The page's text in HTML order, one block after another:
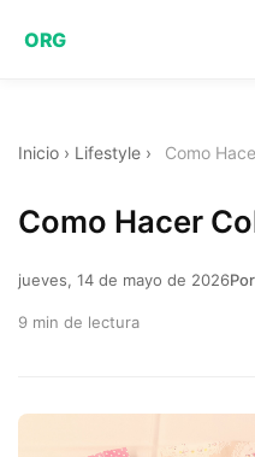
ORG
Inicio › Lifestyle › Como
Como Hacer
jueves, 14 de mayo de 2026
9 min de lectura